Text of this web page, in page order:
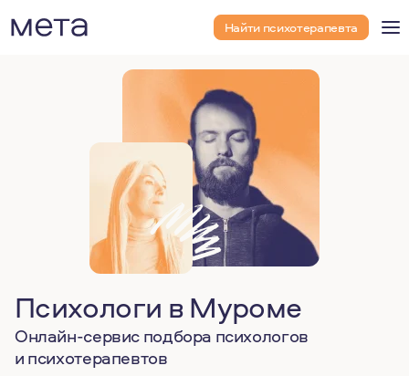
Найти психотерапевта
Психологи в Муроме
Онлайн-сервис подбора психологов
и психотерапевтов